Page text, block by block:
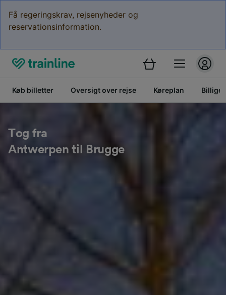
Få regeringskrav, rejsenyheder og
reservationsinformation.
Køb billetter Oversigt over rejse Køreplan Billige
Tog fra
Antwerpen til Brugge